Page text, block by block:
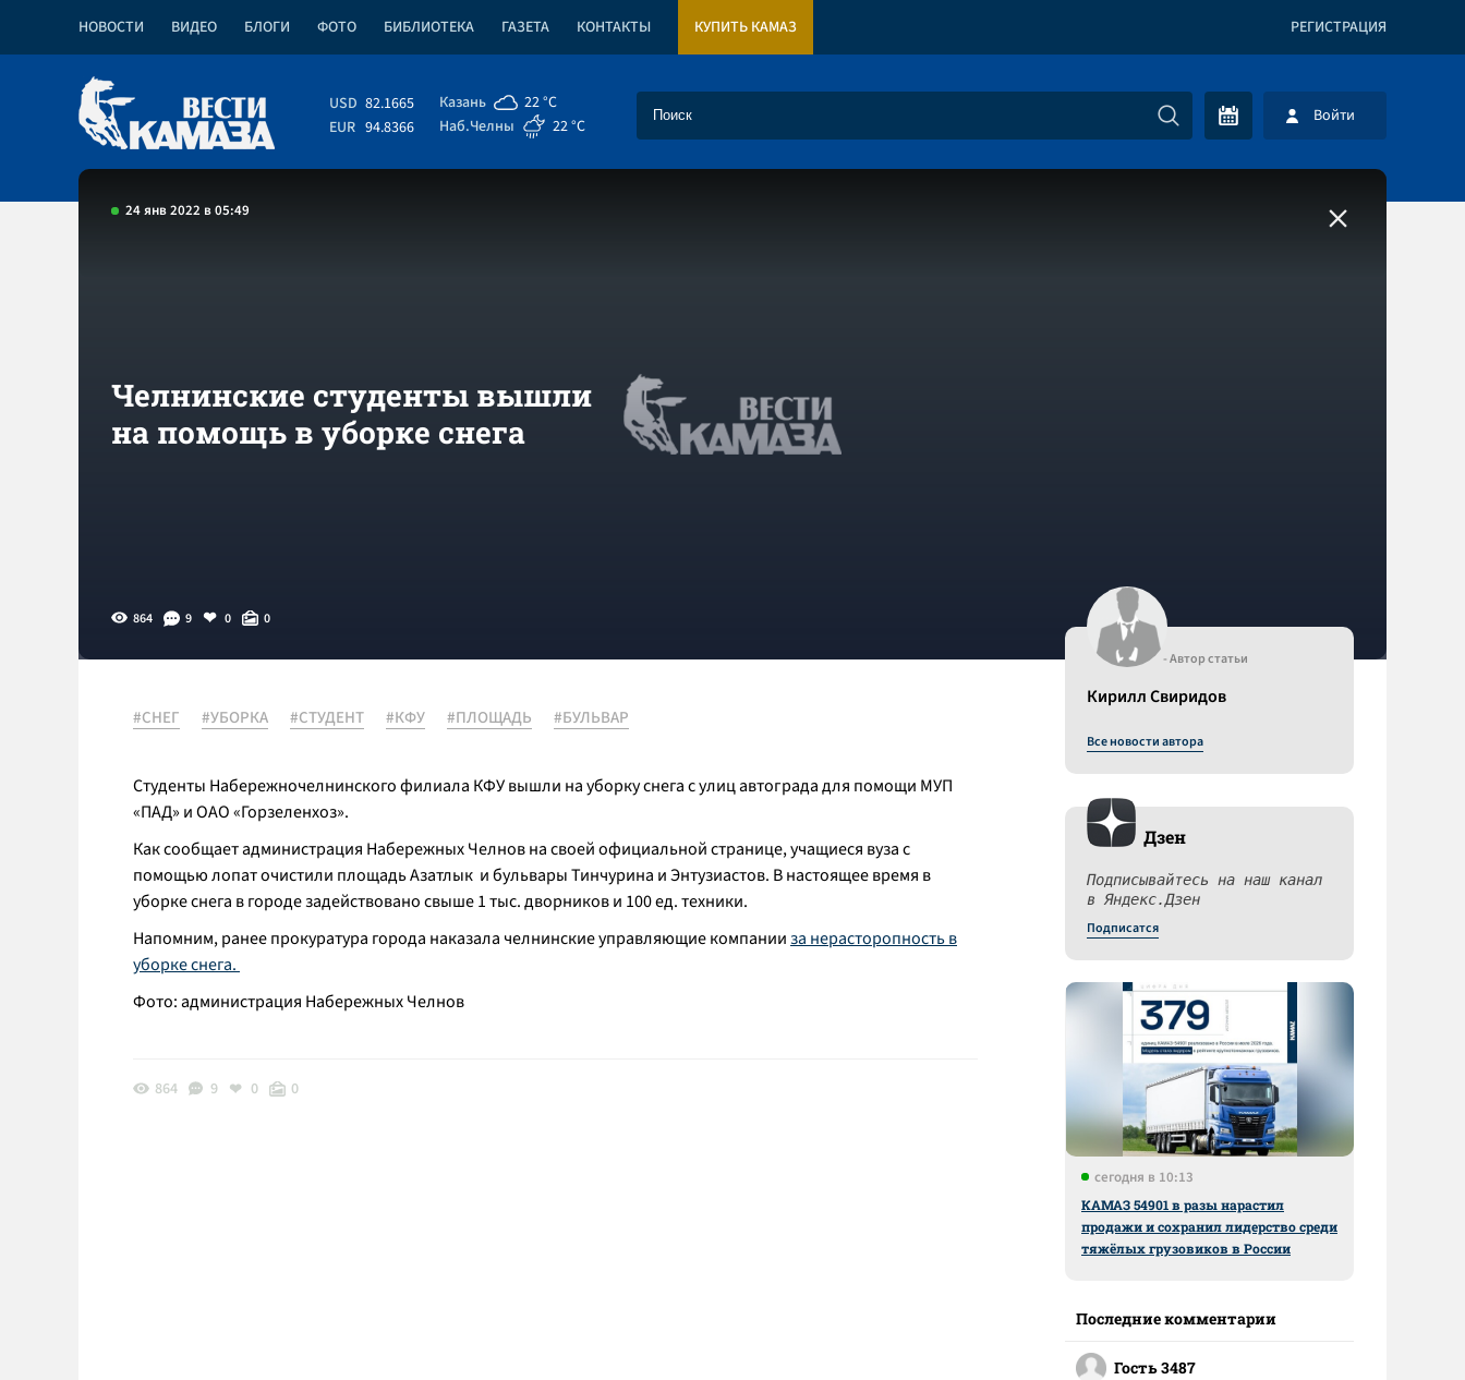
НОВОСТИ ВИДЕО БЛОГИ ФОТО БИБЛИОТЕКА ГАЗЕТА КОНТАКТЫ КУПИТЬ КАМАЗ РЕГИСТРАЦИЯ
USD 82.1665
EUR 94.8366
Казань
22 °C
Наб.Челны
22 °C Войти
24 янв 2022 в 05:49
Челнинские студенты вышли
на помощь в уборке снега
864 9 0 0
#СНЕГ #УБОРКА #СТУДЕНТ #КФУ #ПЛОЩАДЬ #БУЛЬВАР
Студенты Набережночелнинского филиала КФУ вышли на уборку снега с улиц автограда для помощи МУП
«ПАД» и ОАО «Горзеленхоз».
Как сообщает администрация Набережных Челнов на своей официальной странице, учащиеся вуза с
помощью лопат очистили площадь Азатлык и бульвары Тинчурина и Энтузиастов. В настоящее время в
уборке снега в городе задействовано свыше 1 тыс. дворников и 100 ед. техники.
Напомним, ранее прокуратура города наказала челнинские управляющие компанииза нерасторопность в
уборке снега.
Фото: администрация Набережных Челнов
864 9 0 0
- Автор статьи
Кирилл Свиридов
Все новости автора
Дзен
Подписывайтесь на наш канал
в Яндекс.Дзен
Подписатся
сегодня в 10:13
КАМАЗ 54901 в разы нарастил
продажи и сохранил лидерство среди
тяжёлых грузовиков в России
Последние комментарии
Гость 3487